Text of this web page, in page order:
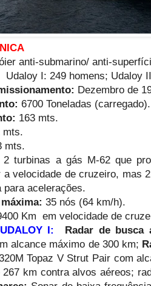
anti-submarino/ anti-
Udaloy I: 249 homens; Udaloy
Dezembro de
6700 Toneladas (carregado).
163 mts.
mts.
mts.
2 turbinas a gás M-62 que
a velocidade de cruzeiro, mas
para acelerações.
35 nós (64 km/h).
Km em velocidade de
UDALOY I:
Radar de busca
alcance máximo de 300 km;
Topaz V Strut Pair com
km contra alvos aéreos;